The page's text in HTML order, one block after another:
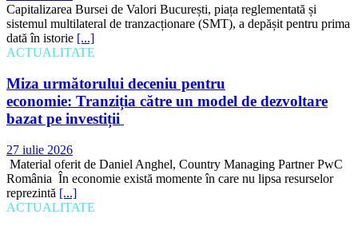
Capitalizarea Bursei de Valori București, piața reglementată și
sistemul multilateral de tranzacționare (SMT), a depășit pentru prima
dată în istorie [...]
ACTUALITATE
Miza următorului deceniu pentru
economie: Tranziția către un model de dezvoltare
bazat pe investiții
27 iulie 2026
Material oferit de Daniel Anghel, Country Managing Partner PwC
România În economie există momente în care nu lipsa resurselor
reprezintă [...]
ACTUALITATE